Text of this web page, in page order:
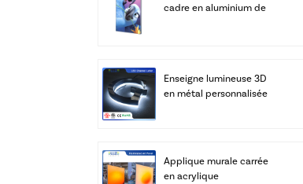
cadre en aluminium de
Enseigne lumineuse 3D
en métal personnalisée
Applique murale carrée
en acrylique